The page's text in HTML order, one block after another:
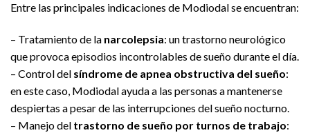
Entre las principales indicaciones de Modiodal se encuentran:
– Tratamiento de la narcolepsia: un trastorno neurológico
que provoca episodios incontrolables de sueño durante el día.
– Control del síndrome de apnea obstructiva del sueño:
en este caso, Modiodal ayuda a las personas a mantenerse
despiertas a pesar de las interrupciones del sueño nocturno.
– Manejo del trastorno de sueño por turnos de trabajo: